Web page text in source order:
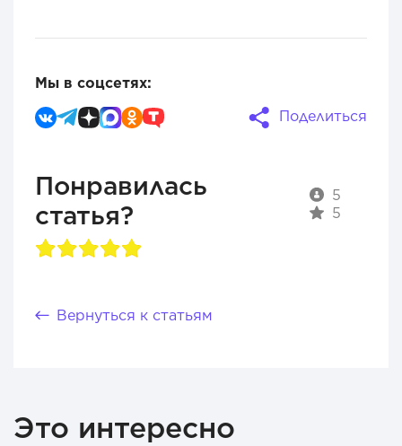
Мы в соцсетях:
Поделиться
Понравилась
статья?
5
5
Вернуться к статьям
Это интересно